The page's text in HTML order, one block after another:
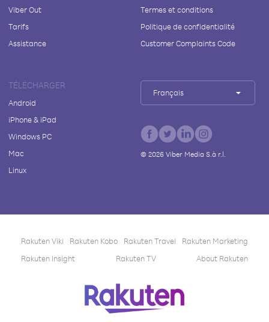
Viber Out
Tarifs
Assistance
Termes et conditions
Politique de confidentialité
Customer Complaints Code
TÉLÉCHARGER
Android
iPhone & iPad
Windows PC
Mac
Linux
Français
© 2026Viber Media S.à r.l.
Rakuten Viki Rakuten Kobo Rakuten Travel
Rakuten Marketing
Rakuten Insight
Rakuten TV About Rakuten